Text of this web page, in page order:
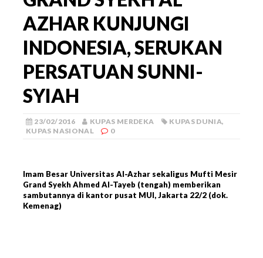
AZHAR KUNJUNGI
INDONESIA, SERUKAN
PERSATUAN SUNNI-
SYIAH
23/02/2016 KUPAS MERDEKA KUPAS DUNIA,
KUPAS NASIONAL
0
Imam Besar Universitas Al-Azhar sekaligus Mufti Mesir
Grand Syekh Ahmed Al-Tayeb (tengah) memberikan
sambutannya di kantor pusat MUI, Jakarta 22/2 (dok.
Kemenag)